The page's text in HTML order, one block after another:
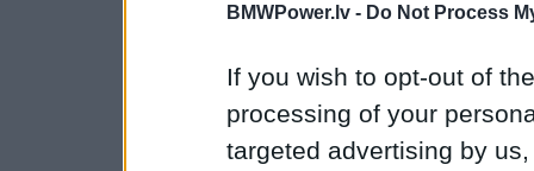
BMWPower.lv - Do Not Process
If you wish to opt-out of
processing of your
targeted advertising by